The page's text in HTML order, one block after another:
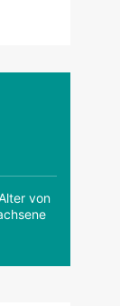
von